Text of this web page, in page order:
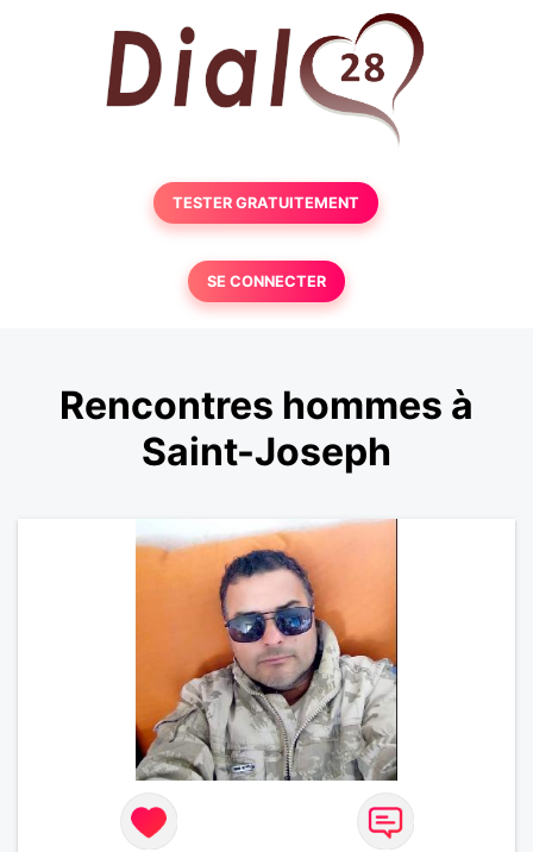
TESTER GRATUITEMENT
SE CONNECTER
Rencontres hommes à
Saint-Joseph